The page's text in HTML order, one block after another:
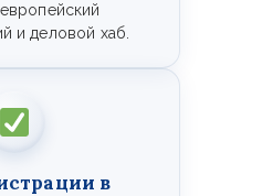
и деловой хаб.
в